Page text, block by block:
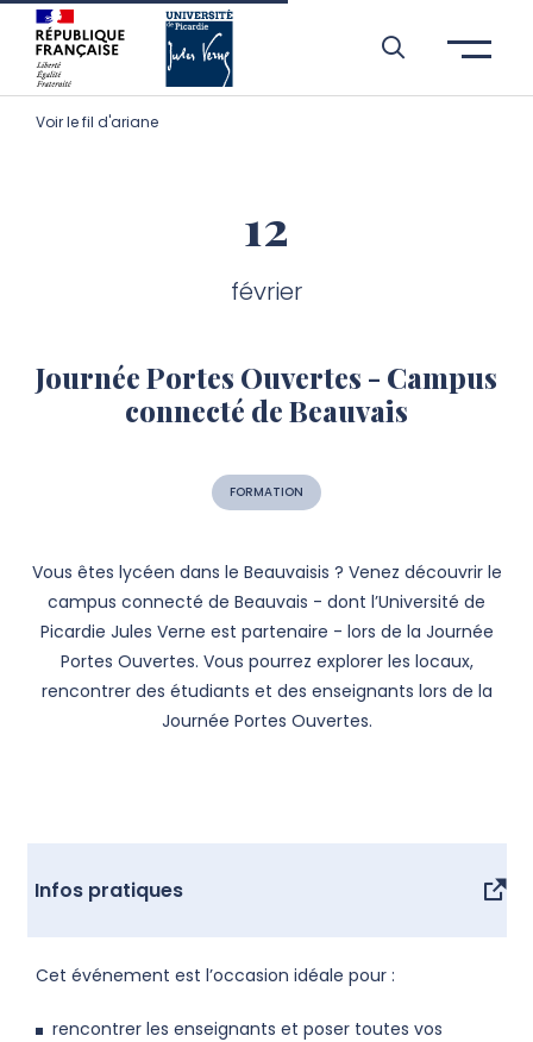
Aller à l’entête de page
Aller au menu principale
Aller au contenu principal
Aller à la recherche
Passer aux cookies
Aller au pied de page
Voir le fil d'ariane
12
février
Journée Portes Ouvertes - Campus
connecté de Beauvais
FORMATION
Vous êtes lycéen dans le Beauvaisis ? Venez découvrir le
campus connecté de Beauvais - dont l’Université de
Picardie Jules Verne est partenaire - lors de la Journée
Portes Ouvertes. Vous pourrez explorer les locaux,
rencontrer des étudiants et des enseignants lors de la
Journée Portes Ouvertes.
Infos pratiques
Cet événement est l’occasion idéale pour :
rencontrer les enseignants et poser toutes vos